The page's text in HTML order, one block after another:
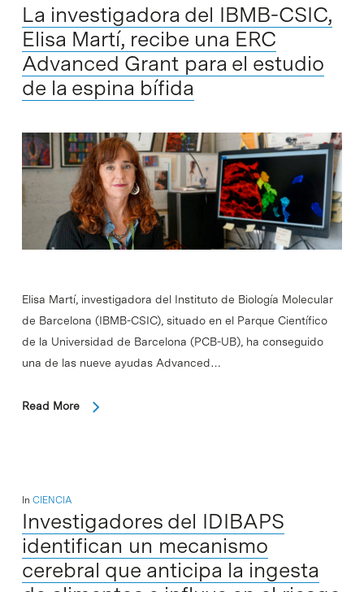
La investigadora del IBMB-CSIC,
Elisa Martí, recibe una ERC
Advanced Grant para el estudio
de la espina bífida
Elisa Martí, investigadora del Instituto de Biología Molecular
de Barcelona (IBMB-CSIC), situado en el Parque Científico
de la Universidad de Barcelona (PCB-UB), ha conseguido
una de las nueve ayudas Advanced…
Read More
In CIENCIA
Investigadores del IDIBAPS
identifican un mecanismo
cerebral que anticipa la ingesta